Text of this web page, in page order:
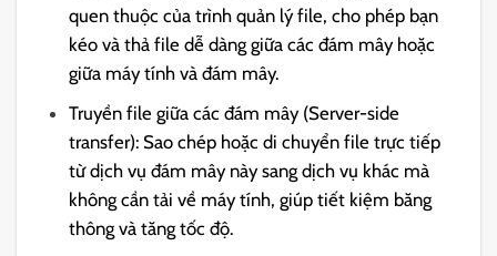
quen thuộc của trình quản lý file, cho phép bạn
kéo và thả file dễ dàng giữa các đám mây hoặc
giữa máy tính và đám mây.
Truyền file giữa các đám mây (Server-side
transfer): Sao chép hoặc di chuyển file trực tiếp
từ dịch vụ đám mây này sang dịch vụ khác mà
không cần tải về máy tính, giúp tiết kiệm băng
thông và tăng tốc độ.